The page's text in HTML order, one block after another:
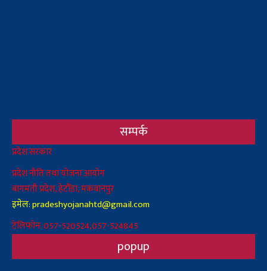
सम्पर्क
Body
प्रदेश सरकार
प्रदेश नीति तथा योजना आयोग
बागमती प्रदेश, हेटौँडा, मकवानपुर
इमेल: pradeshyojanahtd@gmail.com
टेलिफोन: 057-520524,057-524845
popup